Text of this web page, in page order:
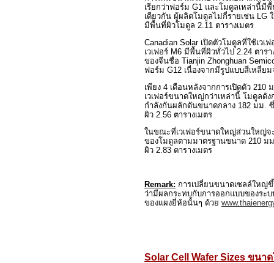
เรียกว่าฟอร์ม G1 และโมดูลเหล่านี้มี
เดียวกัน ผู้ผลิตโมดูลไม่กี่รายเช่น LG
มีพื้นที่ผิวโมดูล 2.11 ตารางเมตร
Canadian Solar เปิดตัวโมดูลที่ใช้เวเ
เวเฟอร์ M6 มีพื้นที่ผิวทั่วไป 2.24 ตาร
ของจีนชื่อ Tianjin Zhonghuan
ฟอร์ม G12 เนื่องจากมีรูปแบบสี่เหลี่ยม
เพียง 4 เดือนหลังจากการเปิดตัว 210
เวเฟอร์ขนาดใหญ่กว่าเหล่านี้ โมดูลดั
กำลังกันผลักดันขนาดกลาง 182 มม.
ผิว 2.56 ตารางเมตร
ในขณะที่เวเฟอร์ขนาดใหญ่ส่วนใหญ่จ
ของโมดูลตามมาตรฐานขนาด 210 ม
ผิว 2.83 ตารางเมตร
Remark: การเปลี่ยนขนาดเซลล์ใหญ่
ว่ามีผลกระทบกับการออกแบบของระ
ของแผงยี่ห้อนั้นๆ ด้วย
Solar Cell Wafer Sizes ขนาด